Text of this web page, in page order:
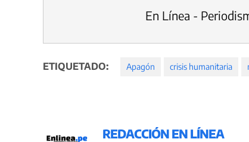
En Línea -
ETIQUETADO: Apagón crisis humanitaria
REDACCIÓN EN LÍNEA